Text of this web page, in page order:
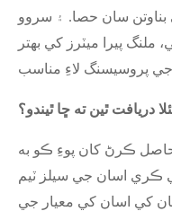
سان حصا. ۽ سروو
پيرا ميٽرز کي بهتر
دريافت ٿين ته ڇا ٿيندو؟
ڪرڻ کان پوءِ ڪو به
ڪري اسان جي سيلز ٽيم
کي اسان کي معيار جي